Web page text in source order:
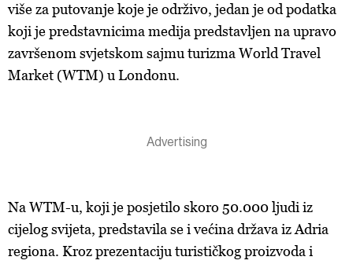
više za putovanje koje je održivo, jedan je od podatka
koji je predstavnicima medija predstavljen na upravo
završenom svjetskom sajmu turizma World Travel
Market (WTM) u Londonu.
Na WTM-u, koji je posjetilo skoro 50.000 ljudi iz
cijelog svijeta, predstavila se i većina država iz Adria
regiona. Kroz prezentaciju turističkog proizvoda i